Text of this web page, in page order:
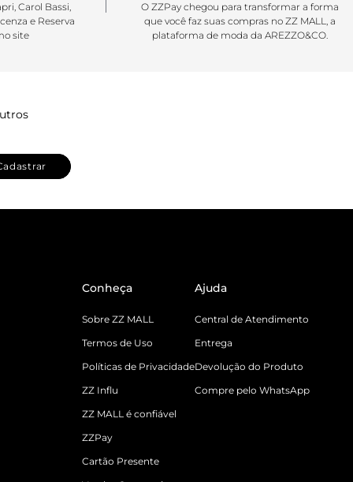
Carol Bassi,
e Reserva
site
O ZZPay chegou para transformar a forma
que você faz suas compras no ZZ MALL, a
plataforma de moda da AREZZO&CO.
Conheça
Sobre ZZ MALL
Termos de Uso
Políticas de Privacidade
ZZ Influ
ZZ MALL é confiável
ZZPay
Cartão Presente
Ajuda
Central de Atendimento
Entrega
Devolução do Produto
Compre pelo WhatsApp